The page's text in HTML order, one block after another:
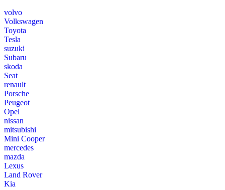
volvo
Volkswagen
Toyota
Tesla
suzuki
Subaru
skoda
Seat
renault
Porsche
Peugeot
Opel
nissan
mitsubishi
Mini Cooper
mercedes
mazda
Lexus
Land Rover
Kia